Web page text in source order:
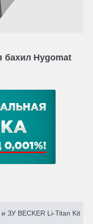
бахил Hygomat
ЗУ BECKER Li-Titan Kit